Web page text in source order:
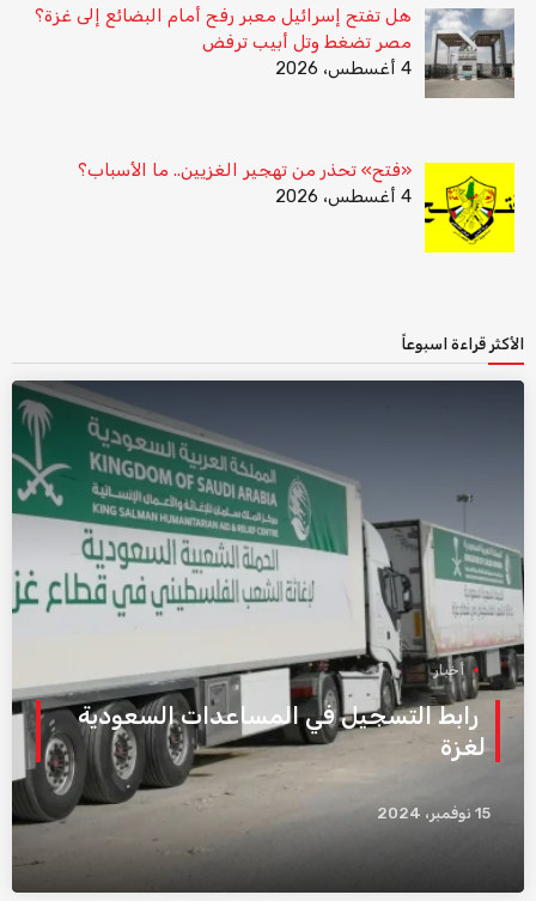
هل تفتح إسرائيل معبر رفح أمام البضائع إلى غزة؟
مصر تضغط وتل أبيب ترفض
4 أغسطس، 2026
«فتح» تحذر من تهجير الغزيين.. ما الأسباب؟
4 أغسطس، 2026
الأكثر قراءة اسبوعاً
أخبار
رابط التسجيل في المساعدات السعودية
لغزة
15 نوفمبر، 2024